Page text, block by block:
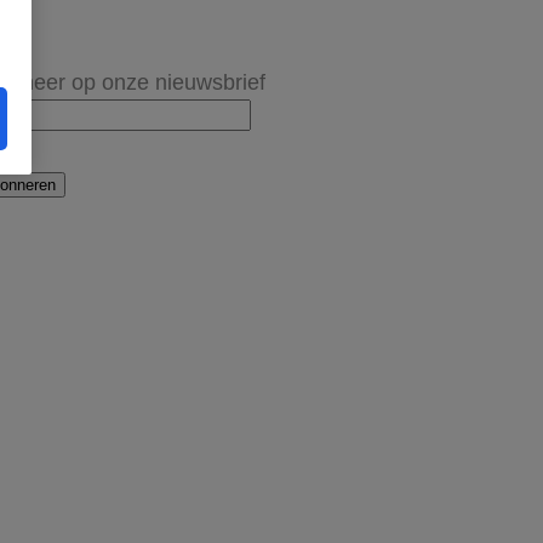
op onze nieuwsbrief